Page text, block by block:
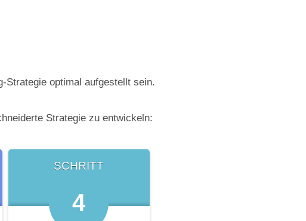
Strategie optimal aufgestellt sein.
Strategie zu entwickeln:
SCHRITT
4